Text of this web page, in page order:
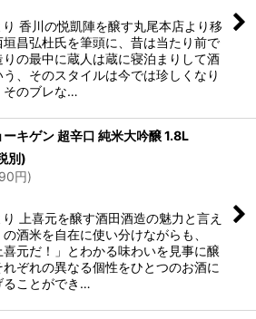
香川の悦凱陣を醸す丸尾本店より移
垣昌弘杜氏を筆頭に、昔は当たり前で
りの最中に蔵人は蔵に寝泊まりして酒
、そのスタイルは今では珍しくなり
そのブレな…
キゲン 超辛口 純米大吟醸 1.8L
別)
円)
上喜元を醸す酒田酒造の魅力と言え
酒米を自在に使い分けながらも、
喜元だ！」とわかる味わいを見事に醸
れぞれの異なる個性をひとつのお酒に
ることができ…